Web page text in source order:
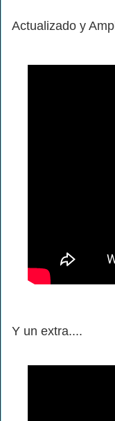
Actualizado y
Y un extra....